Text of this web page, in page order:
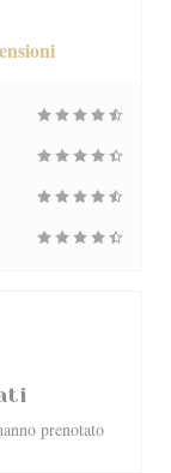
prenotato